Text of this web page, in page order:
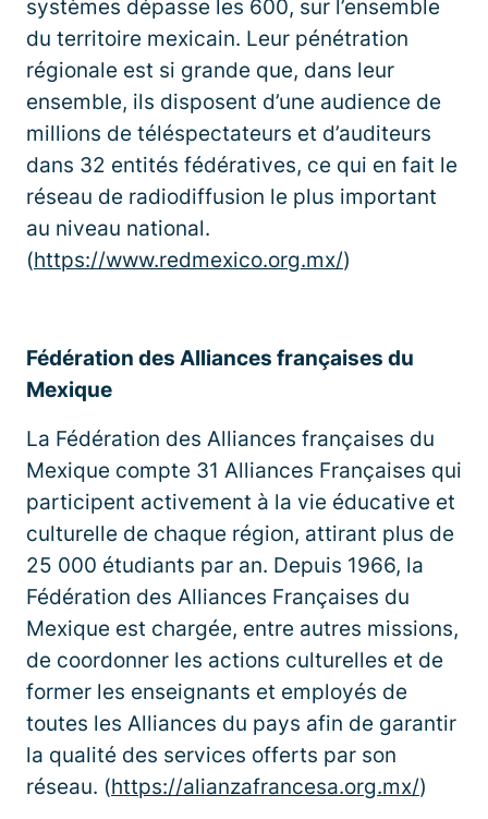
systèmes dépasse les 600, sur l’ensemble
du territoire mexicain. Leur pénétration
régionale est si grande que, dans leur
ensemble, ils disposent d’une audience de
millions de téléspectateurs et d’auditeurs
dans 32 entités fédératives, ce qui en fait le
réseau de radiodiffusion le plus important
au niveau national.
(https://www.redmexico.org.mx/)
Fédération des Alliances françaises du
Mexique
La Fédération des Alliances françaises du
Mexique compte 31 Alliances Françaises qui
participent activement à la vie éducative et
culturelle de chaque région, attirant plus de
25 000 étudiants par an. Depuis 1966, la
Fédération des Alliances Françaises du
Mexique est chargée, entre autres missions,
de coordonner les actions culturelles et de
former les enseignants et employés de
toutes les Alliances du pays afin de garantir
la qualité des services offerts par son
réseau. (https://alianzafrancesa.org.mx/)